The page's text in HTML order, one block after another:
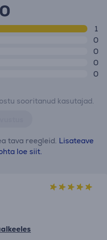
1
0
0
0
0
sooritanud kasutajad.
tava reegleid. Lisateave
loe siit.